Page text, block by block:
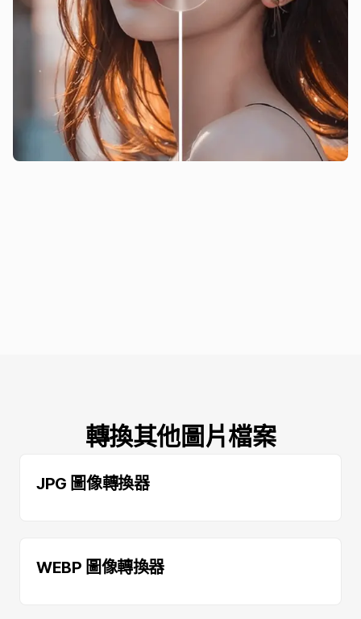
轉換其他圖片檔案
JPG 圖像轉換器
WEBP 圖像轉換器